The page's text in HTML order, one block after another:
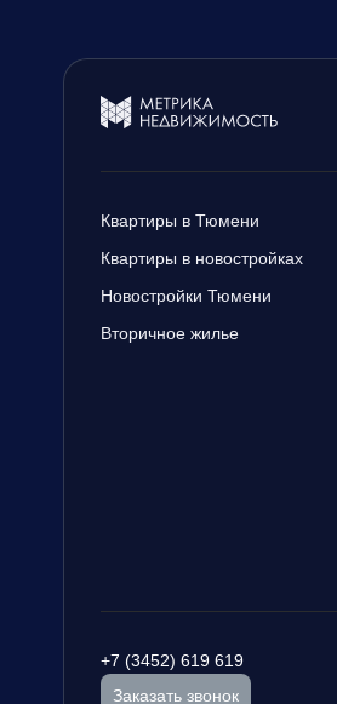
Квартиры в Тюмени
Квартиры в новостройках
Новостройки Тюмени
Вторичное жилье
+7 (3452) 619 619
Заказать звонок